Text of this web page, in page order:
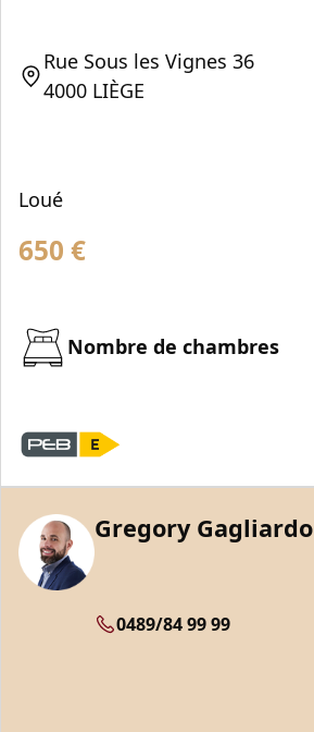
Rue Sous les Vignes 36
4000 LIÈGE
Loué
650 €
Nombre de chambres
Gregory Gagliardo
0489/84 99 99